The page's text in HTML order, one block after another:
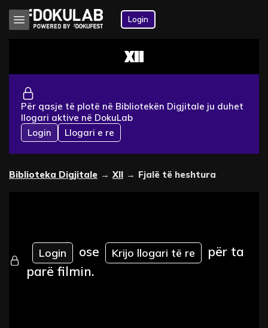
Login
XII
Për qasje të plotë në Bibliotekën Digjitale ju duhet
llogari aktive në DokuLab
Login
Llogari e re
Biblioteka Digjitale → XII → Fjalë të heshtura
Login ose Krijo llogari të re
për ta
parë filmin.